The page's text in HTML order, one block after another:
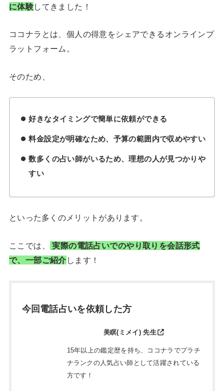
に体験してきました！
ココナラとは、個人の得意をシェアできるオンラインプ
ラットフォーム。
そのため、
好きなタイミングで簡単に依頼ができる
料金設定が明確なため、予算の範囲内で収めやすい
数多くの占い師がいるため、理想の人が見つかりや
すい
といった多くのメリットがあります。
ここでは、
実際の電話占いでのやり取りを会話形式
で、一部ご紹介 します！
今回電話占いを依頼した方
美瞑(ミメイ) 先生
15年以上の鑑定歴を持ち、ココナラでプラチ
ナランクの人気占い師として活躍されている
方です！